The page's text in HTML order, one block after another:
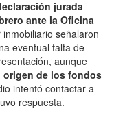
jurada
ante la Oficina
señalaron
eventual falta de
aunque
origen de los fondos
intentó contactar a
respuesta.